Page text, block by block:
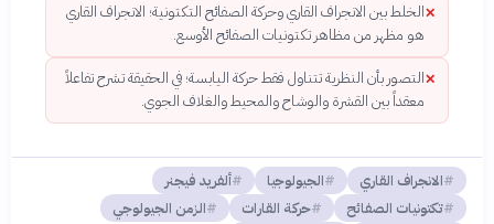
✕الخلط بين الانجراف القاري وحركة الصفائح التكتونية؛ الانجراف القاري
هو مظهر من مظاهر تكتونيات الصفائح الأوسع.
✕التصور بأن النظرية تتناول فقط حركة اليابسة؛ في الحقيقة تشرح تفاعلاً
معقداً بين القشرة والوشاح والمحيط والغلاف الجوي.
الانجراف القاري الجيولوجيا
ألفريد فيجنر
تكتونيات الصفائح
حركة القارات
الزمن الجيولوجي